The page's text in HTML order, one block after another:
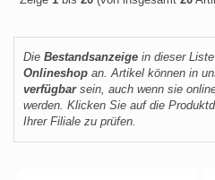
Die Bestandsanzeige in dieser
Onlineshop an. Artikel können in
verfügbarsein, auch wenn sie
werden. Klicken Sie auf die
Ihrer Filiale zu prüfen.